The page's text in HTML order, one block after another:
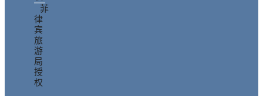
菲
律
宾
旅
游
局
授
权